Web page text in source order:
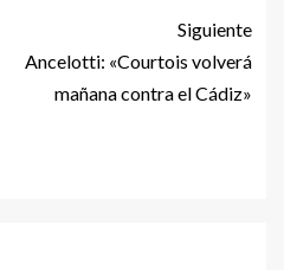
Siguiente
Ancelotti: «Courtois volverá
mañana contra el Cádiz»